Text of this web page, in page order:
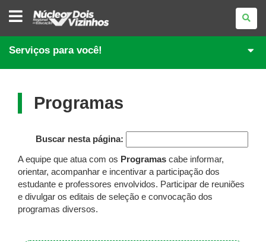
NÚCLEO
REGIONAL
EDUCAÇÃO
DE
DOIS
Serviços para você!
Programas
Buscar nesta página:
A equipe que atua com os Programas cabe informar,
orientar, acompanhar e incentivar a participação dos
estudante e professores envolvidos. Participar de reuniões
e divulgar os editais de seleção e convocação dos
programas diversos.